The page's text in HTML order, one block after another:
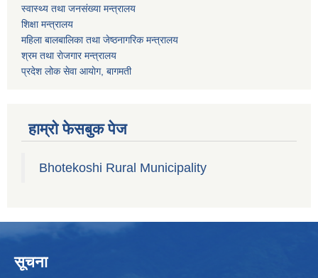
स्वास्थ्य तथा जनस‌ंख्या मन्त्रालय
शिक्षा मन्त्रालय
महिला बालबालिका तथा जेष्ठनागरिक मन्त्रालय
श्रम तथा राेजगार मन्त्रालय
प्रदेश लोक सेवा आयाेग, बागमती
हाम्रो फेसबुक पेज
Bhotekoshi Rural Municipality
सूचना